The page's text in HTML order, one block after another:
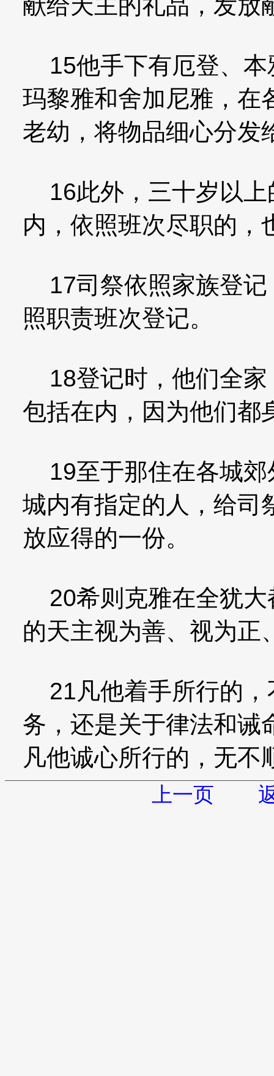
15他手下有厄登、本
玛黎雅和舍加尼雅，在
老幼，将物品细心分发
16此外，三十岁以上
内，依照班次尽职的，
17司祭依照家族登记
照职责班次登记。
18登记时，他们全家
包括在内，因为他们都
19至于那住在各城郊
城内有指定的人，给司
放应得的一份。
20希则克雅在全犹大
的天主视为善、视为正
21凡他着手所行的，
务，还是关于律法和诫
凡他诚心所行的，无不
上一页